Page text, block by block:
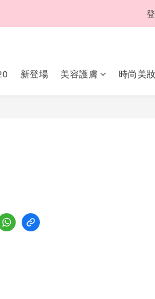
新登場 美容護膚 時尚美妝